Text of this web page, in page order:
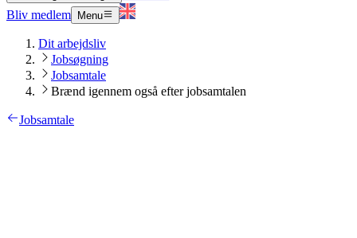
Bliv medlem
Menu
Dit arbejdsliv
Jobsøgning
Jobsamtale
Brænd igennem også efter jobsamtalen
Jobsamtale